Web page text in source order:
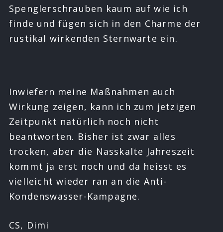
Spenglerschrauben kaum auf wie ich
finde und fügen sich in den Charme der
rustikal wirkenden Sternwarte ein.
Inwiefern meine Maßnahmen auch
Wirkung zeigen, kann ich zum jetzigen
Zeitpunkt natürlich noch nicht
beantworten. Bisher ist zwar alles
trocken, aber die Nasskalte Jahreszeit
kommt ja erst noch und da heisst es
vielleicht wieder ran an die Anti-
Kondenswasser-Kampagne.
CS, Dimi